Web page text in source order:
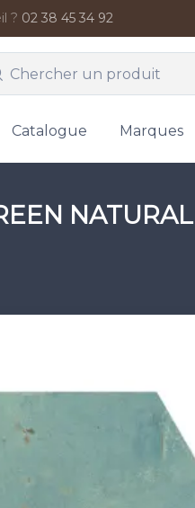
? 02 38 45 34 92
Catalogue Marques
NATURAL